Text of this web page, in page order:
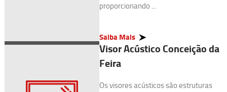
proporcionando ...
Saiba Mais
Visor Acústico Conceição da
Feira
Os visores acústicos são estruturas